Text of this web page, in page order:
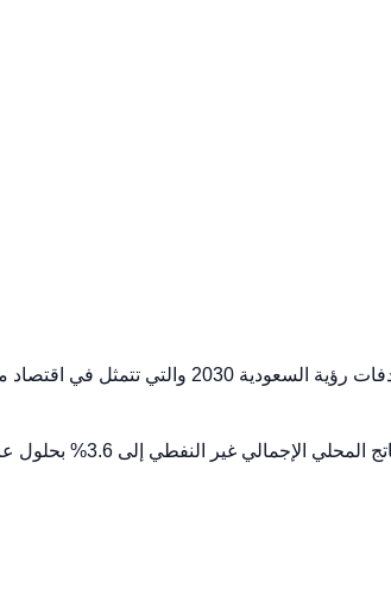
حددت الاستراتيجية الوطنية لقطاع التأمين